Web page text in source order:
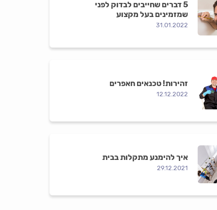
5 דברים שחייבים לבדוק לפני
שמזמינים בעל מקצוע
31.01.2022
זהירות! טכנאים חאפרים
12.12.2022
איך להימנע מתקלות בבית
29.12.2021